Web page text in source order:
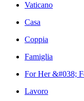
Vaticano
Casa
Coppia
Famiglia
For Her &#038;
Lavoro